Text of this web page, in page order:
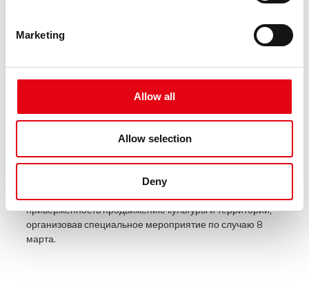
Marketing
Allow all
Allow selection
Deny
Raccorderie Metalliche отмечает
Женский день театром и культурой
Raccorderie Metalliche подтверждает свою
приверженность продвижению культуры и территории,
организовав специальное мероприятие по случаю 8
марта.